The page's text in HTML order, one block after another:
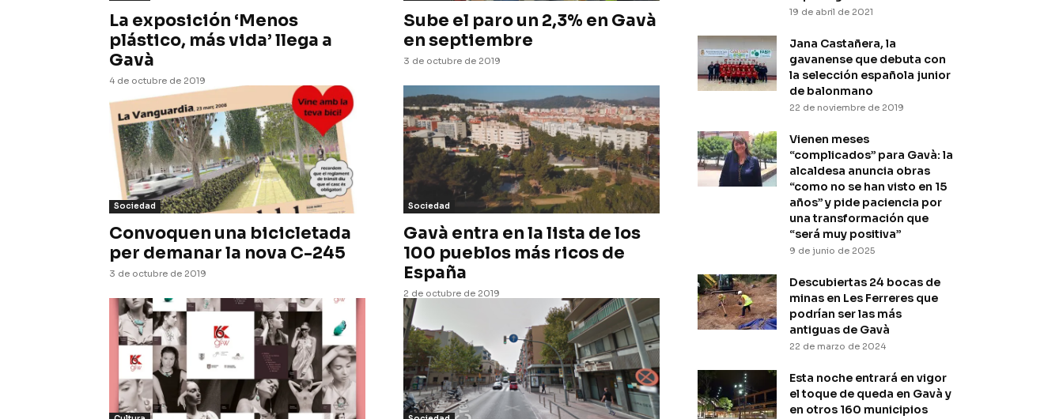
La exposición ‘Menos
plástico, más vida’ llega a
Gavà
4 de octubre de 2019
Sube el paro un 2,3% en Gavà
en septiembre
3 de octubre de 2019
Sociedad
Convoquen una bicicletada
per demanar la nova C-245
3 de octubre de 2019
Sociedad
Gavà entra en la lista de los
100 pueblos más ricos de
España
2 de octubre de 2019
19 de abril de 2021
Jana Castañera, la
gavanense que debuta con
la selección española junior
de balonmano
22 de noviembre de 2019
Vienen meses
“complicados” para Gavà: la
alcaldesa anuncia obras
“como no se han visto en 15
años” y pide paciencia por
una transformación que
“será muy positiva”
9 de junio de 2025
Descubiertas 24 bocas de
minas en Les Ferreres que
podrían ser las más
antiguas de Gavà
22 de marzo de 2024
Esta noche entrará en vigor
el toque de queda en Gavà y
en otros 160 municipios